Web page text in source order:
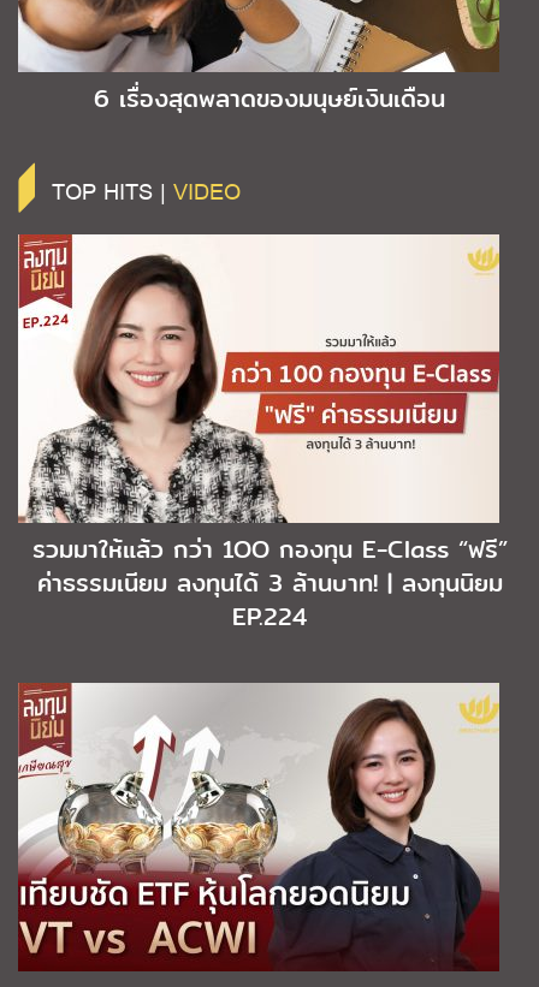
6 เรื่องสุดพลาดของมนุษย์เงินเดือน
TOP HITS | VIDEO
รวมมาให้แล้ว กว่า 1OO กองทุน E-Class “ฟรี”
ค่าธรรมเนียม ลงทุนได้ 3 ล้านบาท! | ลงทุนนิยม
EP.224